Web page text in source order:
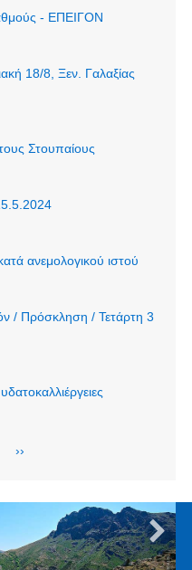
- ΕΠΕΙΓΟΝ
18/8, Ξεν. Γαλαξίας
Στουπαίους
ανεμολογικού ιστού
/ Πρόσκληση / Τετάρτη 3
Next
››